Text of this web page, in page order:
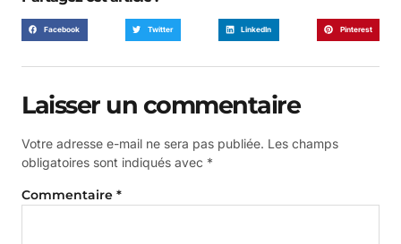
Facebook Twitter LinkedIn Pinterest
Laisser un commentaire
Votre adresse e-mail ne sera pas publiée. Les champs
obligatoires sont indiqués avec *
Commentaire *